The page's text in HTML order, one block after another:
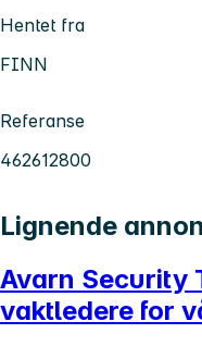
Hentet fra
FINN
Referanse
462612800
Lignende
Avarn Security
vaktledere for